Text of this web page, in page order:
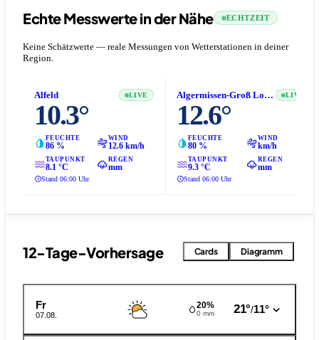
Echte Messwerte in der Nähe ECHTZEIT
Keine Schätzwerte — reale Messungen von Wetterstationen in deiner
Region.
Alfeld LIVE
10.3°
FEUCHTE
86 %
WIND
12.6 km/h
TAUPUNKT
8.1 °C
REGEN
mm
Stand 06:00 Uhr
Algermissen-Groß Lobke LIVE
12.6°
FEUCHTE
80 %
WIND
km/h
TAUPUNKT
9.3 °C
REGEN
mm
Stand 06:00 Uhr
12-Tage-Vorhersage Cards Diagramm
Fr
07.08.
20%
0 mm 21°/11°